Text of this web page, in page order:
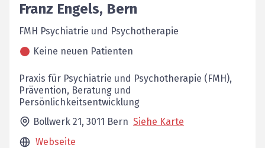
Franz Engels, Bern
FMH Psychiatrie und Psychotherapie
Keine neuen Patienten
Praxis für Psychiatrie und Psychotherapie (FMH),
Prävention, Beratung und
Persönlichkeitsentwicklung
Bollwerk 21, 3011 Bern Siehe Karte
Webseite